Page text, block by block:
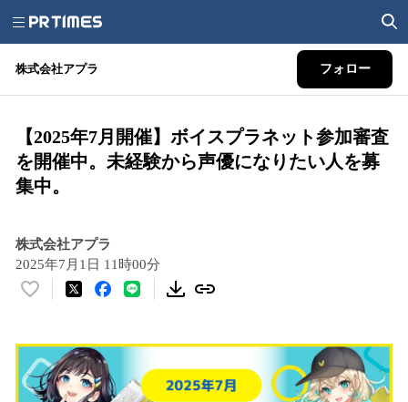
株式会社アプラ フォロー
【2025年7月開催】ボイスプラネット参加審査
を開催中。未経験から声優になりたい人を募
集中。
株式会社アプラ
2025年7月1日 11時00分
い
！
数
を